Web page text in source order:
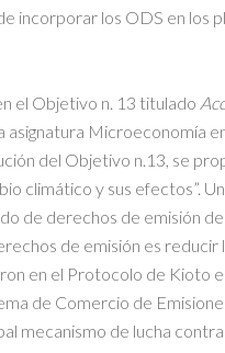
incorporar los ODS en los
el Objetivo n. 13 titulado
asignatura Microeconomía
del Objetivo n.13, se
climático y sus efectos”.
de derechos de emisión
de emisión es reducir
en el Protocolo de Kioto
de Comercio de
mecanismo de lucha